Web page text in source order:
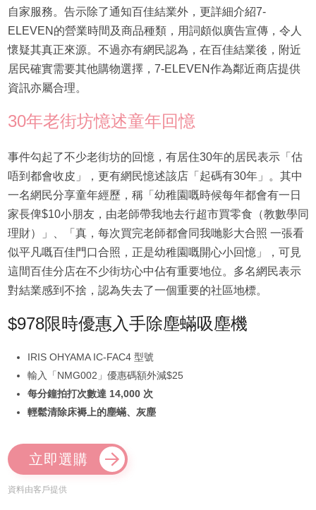
自家服務。告示除了通知百佳結業外，更詳細介紹7-
ELEVEN的營業時間及商品種類，用詞頗似廣告宣傳，令人
懷疑其真正來源。不過亦有網民認為，在百佳結業後，附近
居民確實需要其他購物選擇，7-ELEVEN作為鄰近商店提供
資訊亦屬合理。
30年老街坊憶述童年回憶
事件勾起了不少老街坊的回憶，有居住30年的居民表示「估
唔到都會收皮」，更有網民憶述該店「起碼有30年」。其中
一名網民分享童年經歷，稱「幼稚園嘅時候每年都會有一日
家長俾$10小朋友，由老師帶我地去行超市買零食（教數學同
理財）」、「真，每次買完老師都會同我哋影大合照 一張看
似平凡嘅百佳門口合照，正是幼稚園嘅開心小回憶」，可見
這間百佳分店在不少街坊心中佔有重要地位。多名網民表示
對結業感到不捨，認為失去了一個重要的社區地標。
$978限時優惠入手除塵蟎吸塵機
IRIS OHYAMA IC-FAC4 型號
輸入「NMG002」優惠碼額外減$25
每分鐘拍打次數達 14,000 次
輕鬆清除床褥上的塵蟎、灰塵
立即選購
資料由客戶提供